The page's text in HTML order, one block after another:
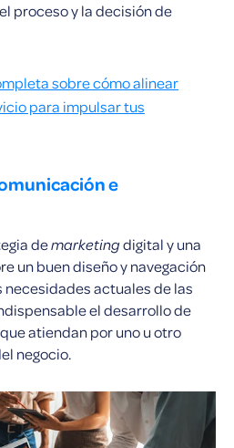
proceso y la decisión de
sobre cómo alinear
para impulsar tus
e
demarketingdigital y una
un buen diseño y navegación
necesidades actuales de las
el desarrollo de
atiendan por uno u otro
negocio.